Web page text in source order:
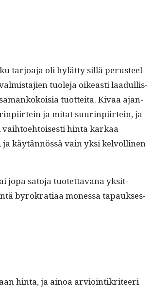
tar­joa­ja oli hylät­ty sil­lä perus­teel­
tuole­ja oikeasti laadullis­
tuot­tei­ta. Kivaa ajan­
ja mitat suur­in­pi­irtein, ja
hin­ta karkaa
käytän­nössä vain yksi kelvolli­nen
jopa sato­ja tuotet­ta­vana yksit­
byrokra­ti­aa mon­es­sa tapauk­ses­
hin­ta, ja ain­oa arvioin­tikri­teeri